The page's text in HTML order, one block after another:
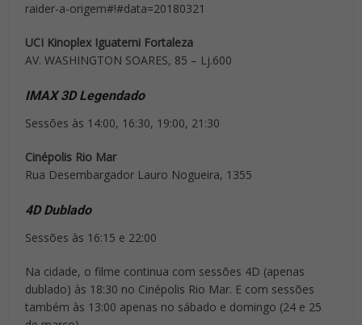
raider-a-origem#!#data=20180321
UCI Kinoplex Iguatemi Fortaleza
AV. WASHINGTON SOARES, 85 – Lj.600
IMAX 3D Legendado
Sessões às 14:00, 16:30, 19:00, 21:30
Cinépolis Rio Mar
Rua Desembargador Lauro Nogueira, 1355
4D Dublado
Sessões às 16:15 e 22:00
Na cidade, o filme continua com sessões 4D (apenas
dublado) às 18:30 no Cinépolis Rio Mar. E com sessões
também às 13:00 apenas no sábado e domingo (24 e 25